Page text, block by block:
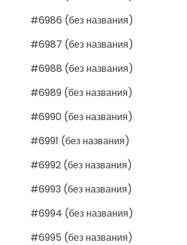
#6986 (без названия)
#6987 (без названия)
#6988 (без названия)
#6989 (без названия)
#6990 (без названия)
#6991 (без названия)
#6992 (без названия)
#6993 (без названия)
#6994 (без названия)
#6995 (без названия)